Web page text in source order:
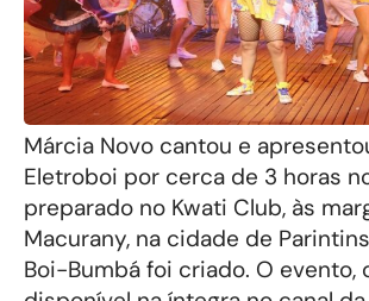
Márcia Novo cantou e
Eletroboi por cerca de 3 horas
preparado no Kwati Club, às
Macurany, na cidade de
Boi-Bumbá foi criado. O evento,